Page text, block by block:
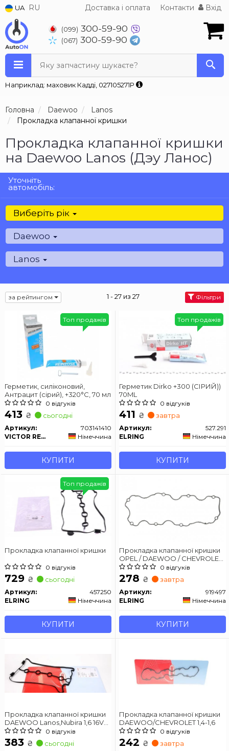
UA RU Доставка і оплата Контакти Вхід
(099) 300-59-90
(067) 300-59-90
Яку запчастину шукаєте?
Наприклад: маховик Кадді, 027105271P
Головна Daewoo
Lanos
Прокладка клапанної кришки
Прокладка клапанної кришки
на Daewoo Lanos (Дэу Ланос)
Уточніть
автомобіль:
Виберіть рік
Daewoo
Lanos
за рейтингом 1 - 27 из 27 Фільтри
Герметик, силіконовий,
Антрацит (сірий), +320°C, 70 мл
0 відгуків
413 ₴ сьогодні
Артикул:
703141410
VICTOR REINZ
Німеччина
КУПИТИ
Топ продажів
Герметик Dirko +300 (СІРИЙ))
70ML
0 відгуків
411 ₴ завтра
Артикул:
527.291
ELRING
Німеччина
КУПИТИ
Топ продажів
Прокладка клапанної кришки
0 відгуків
729 ₴ сьогодні
Артикул:
457250
ELRING
Німеччина
КУПИТИ
Топ продажів
Прокладка клапанної кришки
OPEL / DAEWOO / CHEVROLET
Aveo, Lacetti, Nexia, Lanos 1,4-1,5
0 відгуків
278 ₴ завтра
Артикул:
919497
ELRING
Німеччина
КУПИТИ
Прокладка клапанної кришки
DAEWOO Lanos,Nubira 1,6 16V
97-
0 відгуків
383 ₴ сьогодні
Прокладка клапанної кришки
DAEWOO/CHEVROLET 1,4-1,6
0 відгуків
242 ₴ завтра